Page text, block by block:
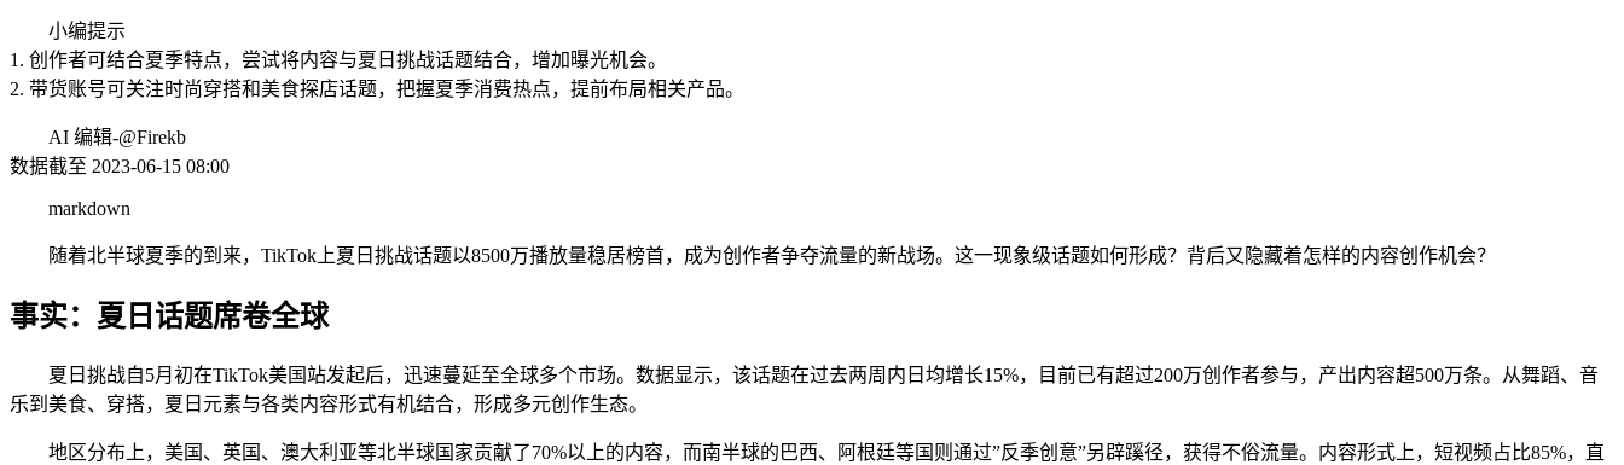
小编提示
1. 创作者可结合夏季特点，尝试将内容与夏日挑战话题结合，增加曝光机会。
2. 带货账号可关注时尚穿搭和美食探店话题，把握夏季消费热点，提前布局相关产品。
AI 编辑-@Firekb
数据截至 2023-06-15 08:00
markdown
随着北半球夏季的到来，TikTok上夏日挑战话题以8500万播放量稳居榜首，成为创作者争夺流量的新战场。这一现象级话题如何形成？背后又隐藏着怎样的内容创作机会？
事实：夏日话题席卷全球
夏日挑战自5月初在TikTok美国站发起后，迅速蔓延至全球多个市场。数据显示，该话题在过去两周内日均增长15%，目前已有超过200万创作者参与，产出内容超500万条。从舞蹈、音
乐到美食、穿搭，夏日元素与各类内容形式有机结合，形成多元创作生态。
地区分布上，美国、英国、澳大利亚等北半球国家贡献了70%以上的内容，而南半球的巴西、阿根廷等国则通过”反季创意”另辟蹊径，获得不俗流量。内容形式上，短视频占比85%，直